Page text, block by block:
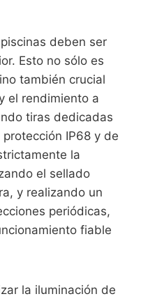
deben ser
Esto no sólo es
también crucial
el rendimiento a
tiras dedicadas
IP68 y de
la
el sellado
y realizando un
periódicas,
fiable
la iluminación de